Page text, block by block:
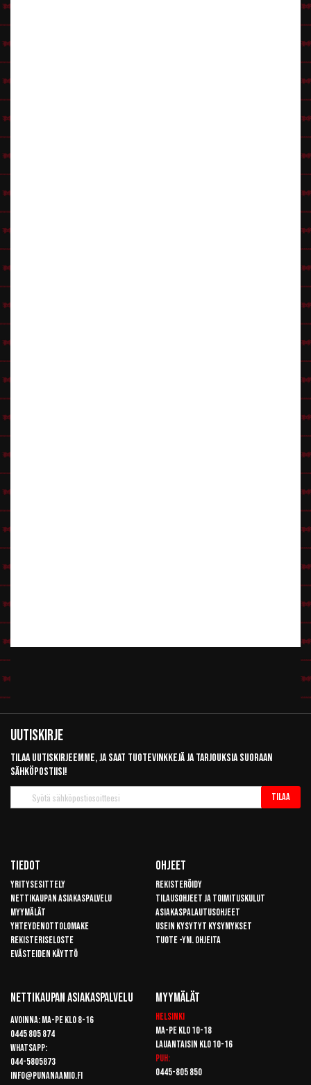
Uutiskirje
Tilaa uutiskirjeemme, ja saat tuotevinkkejä ja tarjouksia suoraan
sähköpostiisi!
uutiskirje
Tilaa
Tiedot
Yritysesittely
Nettikaupan asiakaspalvelu
Myymälät
Yhteydenottolomake
Rekisteriseloste
Evästeiden käyttö
Ohjeet
Rekisteröidy
Tilausohjeet ja toimituskulut
Asiakaspalautusohjeet
Usein kysytyt kysymykset
Tuote -ym. ohjeita
Nettikaupan Asiakaspalvelu
Avoinna: Ma-pe klo 8-16
0445 805 874
Whatsapp:
044-5805873
info@punanaamio.fi
Myymälät
Helsinki
Ma-pe klo 10-18
Lauantaisin klo 10-16
Puh:
0445-805 850